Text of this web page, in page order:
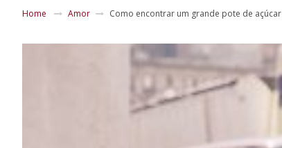
Home Amor Como encontrar um grande pote de açúcar